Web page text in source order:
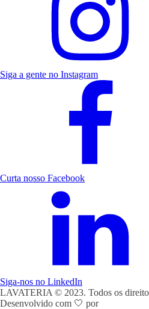
Siga a gente no Instagram
Curta nosso Facebook
Siga-nos no LinkedIn
LAVATERIA © 2023. Todos os
Desenvolvido com 🤍 por